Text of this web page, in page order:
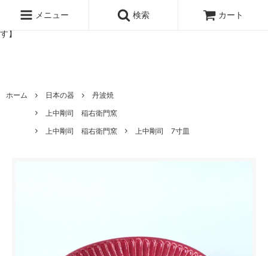
ッタのオンラインストア【アラビア,クイストゴーなどの北欧ヴィンテ
ージ食器,雅峰窯やソルテグラスジュエリーなどの作家の作品が並びま
す】
メニュー 検索 カート
ホーム 日本の器
丹波焼
上中剛司 稲右衛門窯
上中剛司 稲右衛門窯
上中剛司 7寸皿